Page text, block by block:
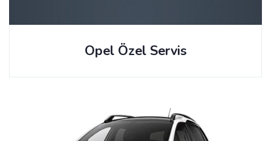
Opel Özel Servis